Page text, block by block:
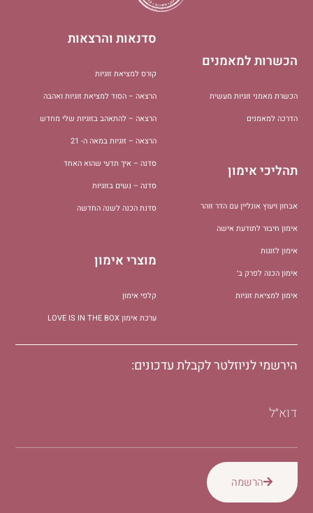
הכשרות למאמנים
הכשרת מאמני זוגיות מעשית
הדרכה למאמנים
תהליכי אימון
אבחון ויעוץ אונליין עם הדר זוהר
אימון חיבור לתודעת אישה
אימון לזוגות
אימון הכנה לפרק ב׳
אימון למציאת זוגיות
סדנאות והרצאות
קורס למציאת זוגיות
הרצאה – הסוד למציאת זוגיות ואהבה
הרצאה – להתאהב בזוגיות שלי מחדש
הרצאה – זוגיות במאה ה- 21
סדנה – איך תדעי שהוא האחד
סדנה – נשים בזוגיות
סדנת הכנה לשנה החדשה
מוצרי אימון
קלפי אימון
ערכת אימון LOVE IS IN THE BOX
הירשמי לניוזלטר לקבלת עדכונים:
דוא״ל
הרשמה